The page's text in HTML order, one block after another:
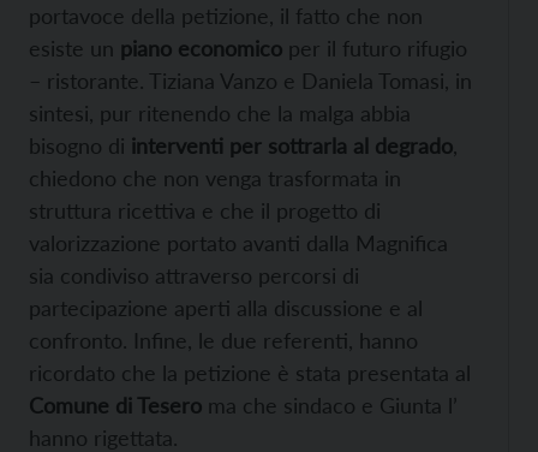
portavoce della petizione, il fatto che non
esiste un piano economico per il futuro rifugio
– ristorante. Tiziana Vanzo e Daniela Tomasi, in
sintesi, pur ritenendo che la malga abbia
bisogno di interventi per sottrarla al degrado
chiedono che non venga trasformata in
struttura ricettiva e che il progetto di
valorizzazione portato avanti dalla Magnifica
sia condiviso attraverso percorsi di
partecipazione aperti alla discussione e al
confronto. Infine, le due referenti, hanno
ricordato che la petizione è stata presentata al
Comune di Tesero ma che sindaco e Giunta l’
hanno rigettata.